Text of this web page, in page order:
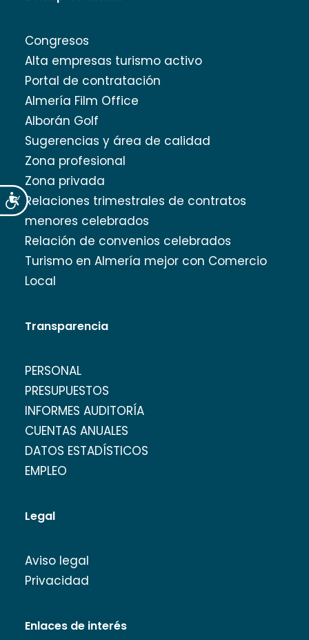
Accesibilidad
Congresos
Alta empresas turismo activo
Portal de contratación
Almería Film Office
Alborán Golf
Sugerencias y área de calidad
Zona profesional
Zona privada
Relaciones trimestrales de contratos
menores celebrados
Relación de convenios celebrados
Turismo en Almería mejor con Comercio
Local
Transparencia
PERSONAL
PRESUPUESTOS
INFORMES AUDITORÍA
CUENTAS ANUALES
DATOS ESTADÍSTICOS
EMPLEO
Legal
Aviso legal
Privacidad
Enlaces de interés